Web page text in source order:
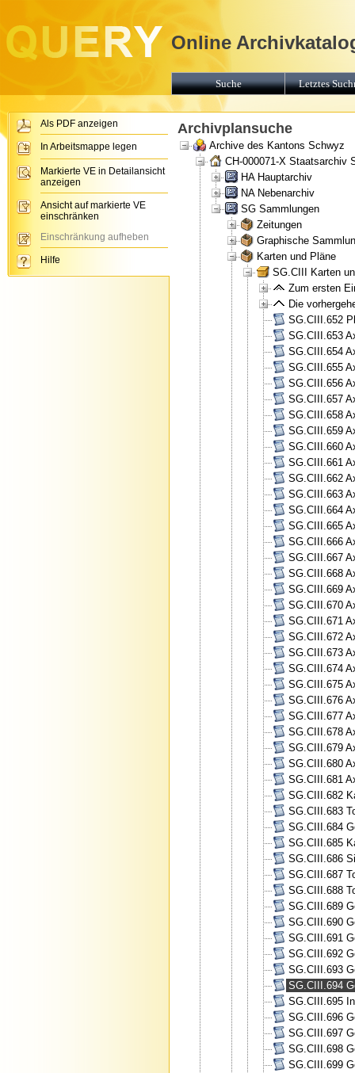
Archivplansuche
Archive des Kantons Schwyz
CH-000071-X Staatsarchiv
HA Hauptarchiv
NA Nebenarchiv
SG Sammlungen
Zeitungen
Graphische
Karten und Pläne
SG.CIII Karten
Zum ersten
Die
SG.CIII.652
SG.CIII.653
SG.CIII.654
SG.CIII.655
SG.CIII.656
SG.CIII.657
SG.CIII.658
SG.CIII.659
SG.CIII.660
SG.CIII.661
SG.CIII.662
SG.CIII.663
SG.CIII.664
SG.CIII.665
SG.CIII.666
SG.CIII.667
SG.CIII.668
SG.CIII.669
SG.CIII.670
SG.CIII.671
SG.CIII.672
SG.CIII.673
SG.CIII.674
SG.CIII.675
SG.CIII.676
SG.CIII.677
SG.CIII.678
SG.CIII.679
SG.CIII.680
SG.CIII.681
SG.CIII.682
SG.CIII.683
SG.CIII.684
SG.CIII.685
SG.CIII.686
SG.CIII.687
SG.CIII.688
SG.CIII.689
SG.CIII.690
SG.CIII.691
SG.CIII.692
SG.CIII.693
SG.CIII.694
SG.CIII.695
SG.CIII.696
SG.CIII.697
SG.CIII.698
SG.CIII.699
Online
Suche Letztes
Als PDF anzeigen
In Arbeitsmappe legen
Markierte VE in Detailansicht
anzeigen
Ansicht auf markierte VE
einschränken
Einschränkung aufheben
Hilfe